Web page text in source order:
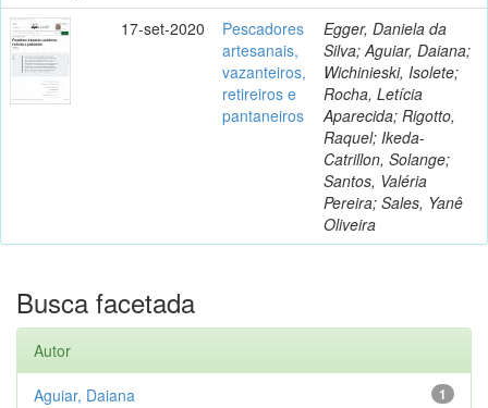
17-set-2020
Pescadores
artesanais,
vazanteiros,
retireiros e
pantaneiros
Egger, Daniela da
Silva; Aguiar, Daiana;
Wichinieski, Isolete;
Rocha, Letícia
Aparecida; Rigotto,
Raquel; Ikeda-
Catrillon, Solange;
Santos, Valéria
Pereira; Sales, Yanê
Oliveira
Busca facetada
Autor
1
Aguiar, Daiana